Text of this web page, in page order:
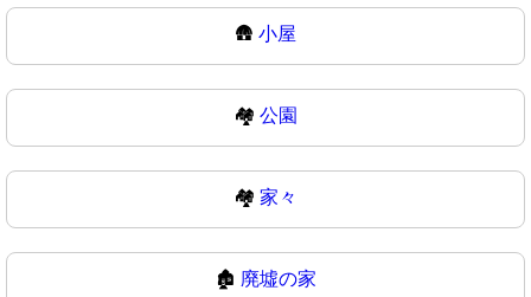
🛖 小屋
🏘️ 公園
🏘 家々
🏚️ 廃墟の家